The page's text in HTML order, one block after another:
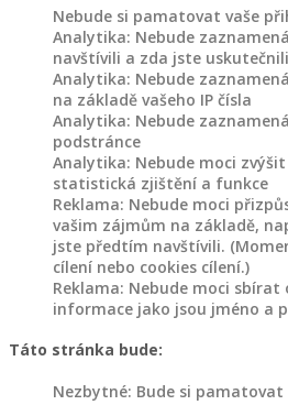
nábytek
Dřevěné
výrobky
různé
search
ZÁKAZNÍCI
Nebude si pamatovat vaše
Analytika: Nebude
navštívili a zda jste
Analytika: Nebude
na základě vašeho IP čísla
Analytika: Nebude
podstránce
Analytika: Nebude moci
statistická zjištění a funkce
Reklama: Nebude moci
vašim zájmům na základě,
jste předtím navštívili.
cílení nebo cookies cílení.)
Reklama: Nebude moci
informace jako jsou jméno a
Táto stránka bude:
Nezbytné: Bude si